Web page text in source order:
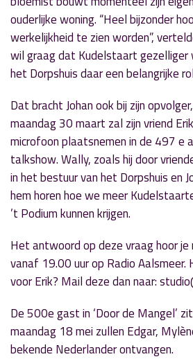
17 maart 2026
ouderlijke woning. “Heel bijzonder
werkelijkheid te zien worden”,
wil graag dat Kudelstaart
het Dorpshuis daar een belangrijke
Dat bracht Johan ook bij zijn
maandag 30 maart zal zijn vriend
microfoon plaatsnemen in de 497 e
talkshow. Wally, zoals hij door
in het bestuur van het Dorpshuis en
hem horen hoe we meer
’t Podium kunnen krijgen.
Het antwoord op deze vraag hoor
vanaf 19.00 uur op Radio Aalsmeer.
voor Erik? Mail deze dan naar:
De 500e gast in ‘Door de Mangel’
maandag 18 mei zullen Edgar,
bekende Nederlander ontvangen.